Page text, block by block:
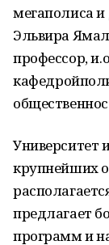
мегаполиса и
Эльвира
профессор,и.о
кафедрой
Университет
крупнейших
предлагает
программ и